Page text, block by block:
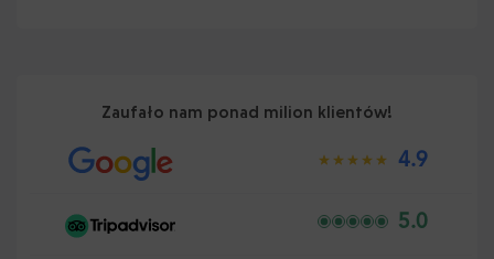
Zaufało nam ponad milion klientów!
4.9
5.0